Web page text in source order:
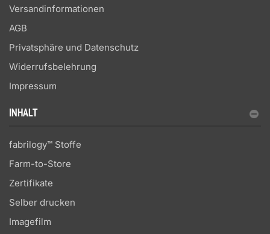
Versandinformationen
AGB
Privatsphäre und Datenschutz
Widerrufsbelehrung
Impressum
INHALT
fabrilogy™ Stoffe
Farm-to-Store
Zertifikate
Selber drucken
Imagefilm